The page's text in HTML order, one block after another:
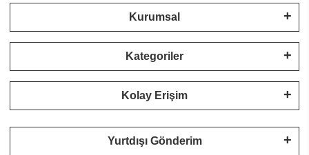
Kurumsal
Kategoriler
Kolay Erişim
Yurtdışı Gönderim